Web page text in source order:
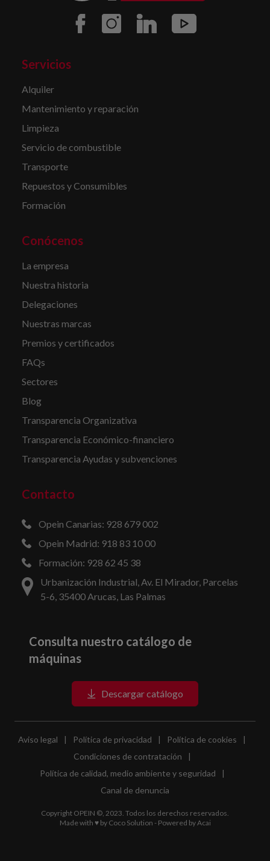
Servicios
Alquiler
Mantenimiento y reparación
Limpieza
Servicio de combustible
Transporte
Repuestos y Consumibles
Formación
Conócenos
La empresa
Nuestra historia
Delegaciones
Nuestras marcas
Premios y certificados
FAQs
Sectores
Blog
Transparencia Organizativa
Transparencia Económico-financiero
Transparencia Ayudas y subvenciones
Contacto
Opein Canarias: 928 679 002
Opein Madrid: 918 83 10 00
Formación: 928 62 45 38
Urbanización Industrial, Av. El Mirador, Parcelas
5-6, 35400 Arucas, Las Palmas
Consulta nuestro catálogo de
máquinas
Descargar catálogo
Aviso legal | Política de privacidad | Política de cookies
|
Condiciones de contratación
|
Política de calidad, medio ambiente y seguridad
|
Canal de denuncia
Copyright OPEIN ©, 2023. Todos los derechos reservados.
Made with ♥ by Coco Solution - Powered byAcai